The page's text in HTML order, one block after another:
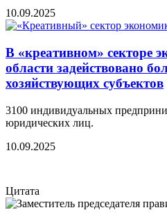
10.09.2025
В «креативном» секторе
области задействовано
хозяйствующих субъектов
3100 индивидуальных
юридических лиц.
10.09.2025
Цитата